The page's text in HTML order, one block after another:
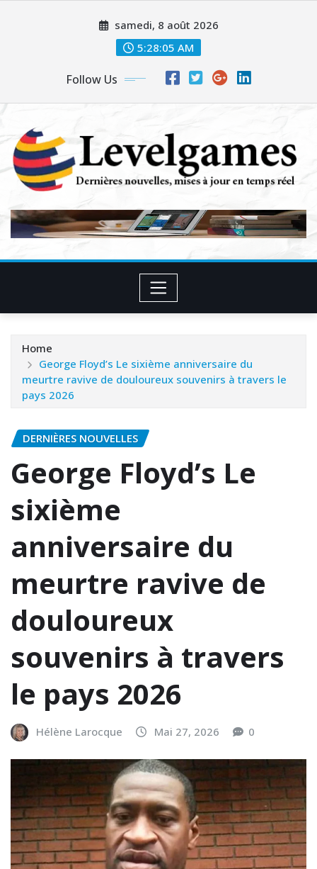
samedi, 8 août 2026
5:28:06 AM
Follow Us
Home
George Floyd’s Le sixième anniversaire du
meurtre ravive de douloureux souvenirs à travers le
pays 2026
DERNIÈRES NOUVELLES
George Floyd’s Le
sixième
anniversaire du
meurtre ravive de
douloureux
souvenirs à travers
le pays 2026
Hélène Larocque Mai 27, 2026 0